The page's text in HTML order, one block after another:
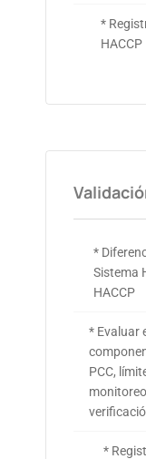
*
HACCP
*
Sistema
HACCP
* Evaluar
PCC,
*